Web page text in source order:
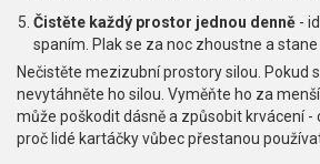
Čistěte každý prostor jednou denně -
spaním. Plak se za noc zhoustne a stane
Nečistěte mezizubní prostory silou. Pokud
nevytáhněte ho silou. Vyměňte ho za
může poškodit dásně a způsobit krvácení -
proč lidé kartáčky vůbec přestanou